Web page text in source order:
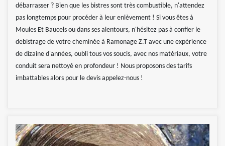
débarrasser ? Bien que les bistres sont très combustible, n'attendez
pas longtemps pour procéder à leur enlèvement ! Si vous êtes à
Moules Et Baucels ou dans ses alentours, n'hésitez pas à confier le
debistrage de votre cheminée à Ramonage Z.T avec une expérience
de dizaine d'années, oubli tous vos soucis, avec nos matériaux, votre
conduit sera nettoyé en profondeur ! Nous proposons des tarifs
imbattables alors pour le devis appelez-nous !